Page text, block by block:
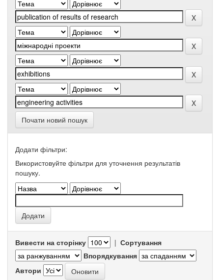
Почати новий пошук
Додати фільтри:
Використовуйте фільтри для уточнення результатів
пошуку.
Вивести на сторінку | Сортування
Впорядкування
Автори